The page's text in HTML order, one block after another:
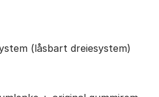
(låsbart dreiesystem)